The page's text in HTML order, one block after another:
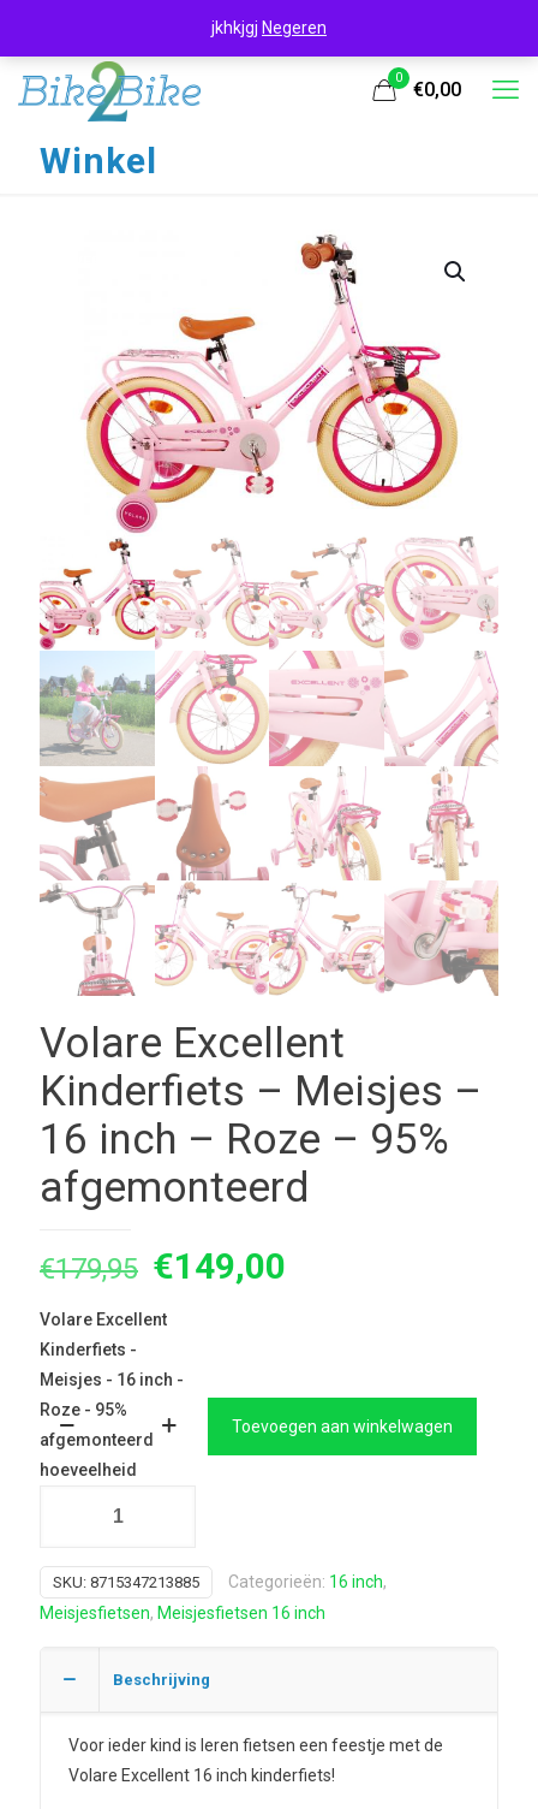
0
€0,00
Winkel
Volare Excellent
Kinderfiets – Meisjes –
16 inch – Roze – 95%
afgemonteerd
€179,95 Oorspronkelijke
was:
€179,95.
€149,00
Volare Excellent
Kinderfiets -
Meisjes - 16 inch -
Roze - 95%
afgemonteerd
hoeveelheid
Toevoegen aan winkelwagen
SKU: 8715347213885 Categorieën: 16 inch,
Meisjesfietsen, Meisjesfietsen 16 inch
Beschrijving
Voor ieder kind is leren fietsen een feestje met de
Volare Excellent 16 inch kinderfiets!
jkhkjgj Negeren